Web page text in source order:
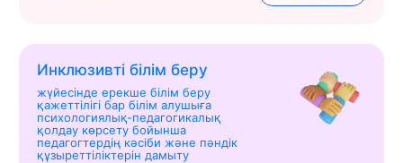
Инклюзивті білім беру
жүйесінде ерекше білім беру
қажеттілігі бар білім алушыға
психологиялық-педагогикалық
қолдау көрсету бойынша
педагогтердің кәсіби және пәндік
құзыреттіліктерін дамыту